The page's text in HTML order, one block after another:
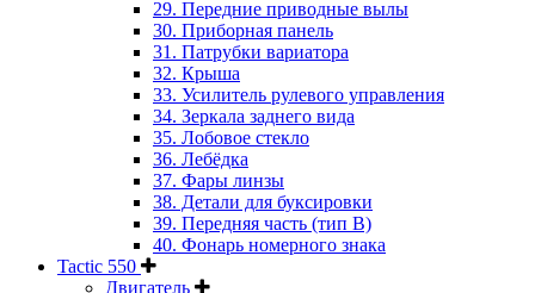
29. Передние приводные вылы
30. Приборная панель
31. Патрубки вариатора
32. Крыша
33. Усилитель рулевого управления
34. Зеркала заднего вида
35. Лобовое стекло
36. Лебёдка
37. Фары линзы
38. Детали для буксировки
39. Передняя часть (тип B)
40. Фонарь номерного знака
Tactic 550
Двигатель